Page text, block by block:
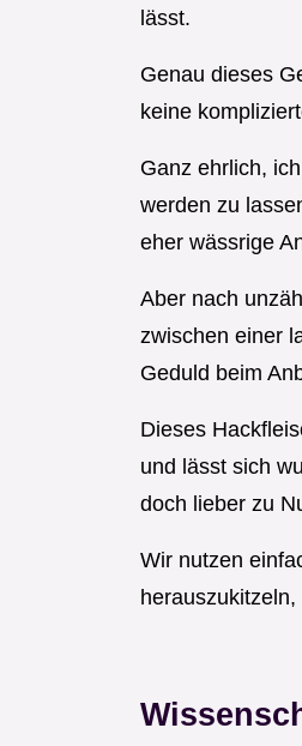
lässt.
Genau dieses
keine
Ganz ehrlich,
werden zu
eher wässrige
Aber nach
zwischen einer
Geduld beim
Dieses
und lässt sich
doch lieber zu
Wir nutzen